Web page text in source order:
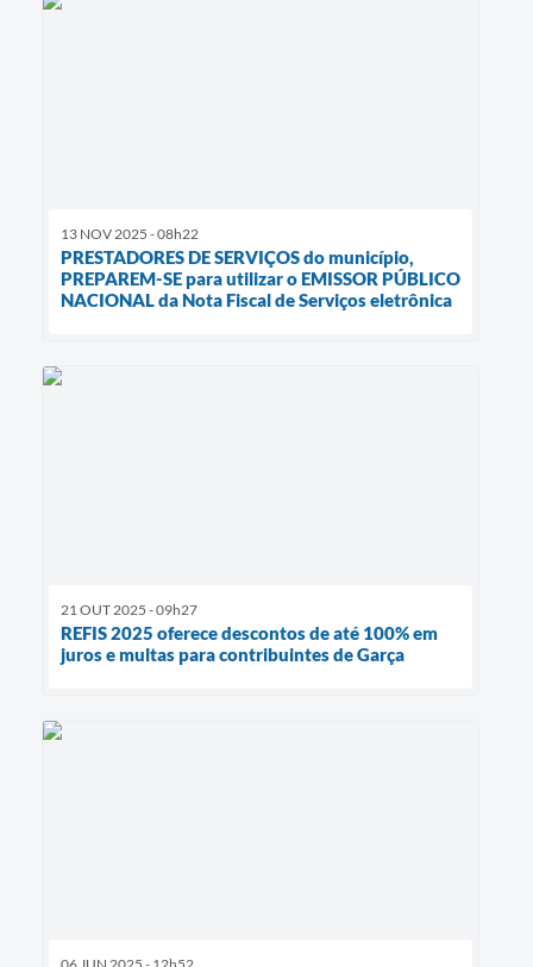
13 NOV 2025 - 08h22
PRESTADORES DE SERVIÇOS do município,
PREPAREM-SE para utilizar o EMISSOR PÚBLICO
NACIONAL da Nota Fiscal de Serviços eletrônica
21 OUT 2025 - 09h27
REFIS 2025 oferece descontos de até 100% em
juros e multas para contribuintes de Garça